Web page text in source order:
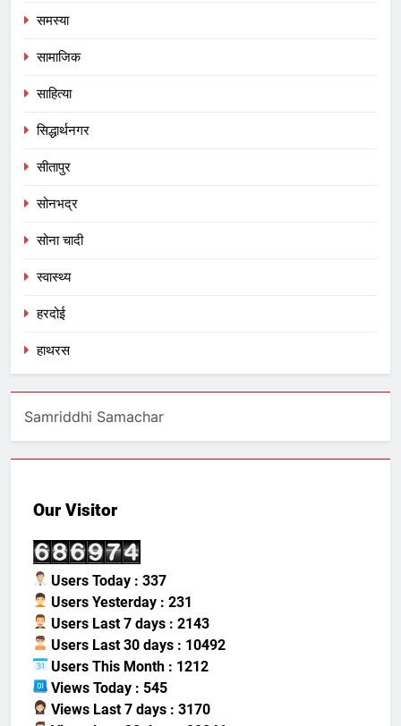
समस्या
सामाजिक
साहित्या
सिद्धार्थनगर
सीतापुर
सोनभद्र
सोना चादी
स्वास्थ्य
हरदोई
हाथरस
Samriddhi Samachar
Our Visitor
Users Today : 337
Users Yesterday : 231
Users Last 7 days : 2143
Users Last 30 days : 10492
Users This Month : 1212
Views Today : 545
Views Last 7 days : 3170